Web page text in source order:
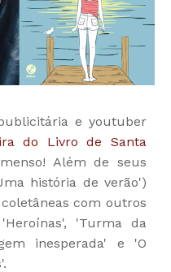
e youtuber
do Livro de Santa
Além de seus
história de verão')
com outros
'Turma da
inesperada' e 'O